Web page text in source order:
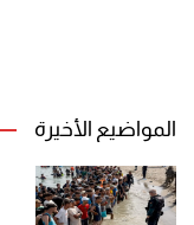
المواضيع الأخيرة